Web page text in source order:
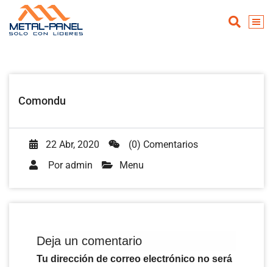
Comondu
22 Abr, 2020
(0) Comentarios
Poradmin Menu
Deja un comentario
Tu dirección de correo electrónico no será